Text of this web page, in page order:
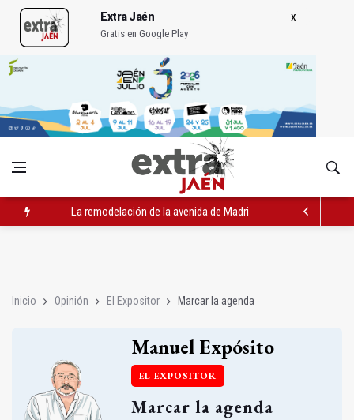
Extra Jaén
Gratis en Google Play
La remodelación de la avenida de Madrid contará con 3,2
Inicio Opinión El Expositor Marcar la agenda
Manuel Expósito
EL EXPOSITOR
Marcar la agenda